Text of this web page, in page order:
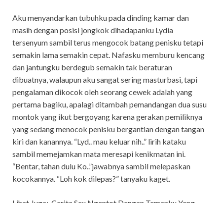
Aku menyandarkan tubuhku pada dinding kamar dan
masih dengan posisi jongkok dihadapanku Lydia
tersenyum sambil terus mengocok batang penisku tetapi
semakin lama semakin cepat. Nafasku memburu kencang
dan jantungku berdegub semakin tak beraturan
dibuatnya, walaupun aku sangat sering masturbasi, tapi
pengalaman dikocok oleh seorang cewek adalah yang
pertama bagiku, apalagi ditambah pemandangan dua susu
montok yang ikut bergoyang karena gerakan pemiliknya
yang sedang menocok penisku bergantian dengan tangan
kiri dan kanannya. “Lyd.. mau keluar nih..” lirih kataku
sambil memejamkan mata meresapi kenikmatan ini.
“Bentar, tahan dulu Ko..”jawabnya sambil melepaskan
kocokannya. “Loh kok dilepas?” tanyaku kaget.